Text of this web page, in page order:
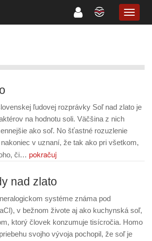
ľudovej rozprávky Soľ nad zlato je
na hodnotu soli. Väčšina z nich
ako soľ. No šťastné rozuzlenie
v uznaní, že tak ako pri všetkom,
či… pokračuj
nad zlato
systéme známa pod
v bežnom živote aj ako kuchynská soľ,
ktorý človek konzumuje tisícročia. Homo
svojho vývoja pochopil, že soľ je